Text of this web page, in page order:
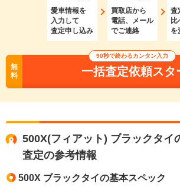
愛車情報を
入力して
査定申し込み
買取店から
電話、メール
でご連絡
査
比
を
無
料
90秒で終わるカンタン入力
一括査定依頼スタ
500X(フィアット) ブラックタイ
査定の参考情報
500X ブラックタイの基本スペック